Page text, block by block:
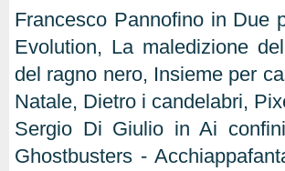
Francesco Pannofino in Due
Evolution, La maledizione
del ragno nero, Insieme per
Natale, Dietro i candelabri,
Sergio Di Giulio in Ai
Ghostbusters -